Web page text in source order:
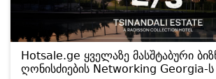
Hotsale.ge ყველაზე მასშტაბური
ღონისძიების Networking Georgia-